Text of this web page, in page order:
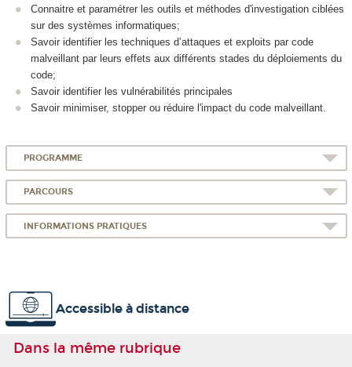
Connaitre et paramétrer les outils et méthodes d'investigation ciblées
sur des systèmes informatiques;
Savoir identifier les techniques d’attaques et exploits par code
malveillant par leurs effets aux différents stades du déploiements du
code;
Savoir identifier les vulnérabilités principales
Savoir minimiser, stopper ou réduire l'impact du code malveillant.
PROGRAMME
PARCOURS
INFORMATIONS PRATIQUES
Accessible à distance
Dans la même rubrique